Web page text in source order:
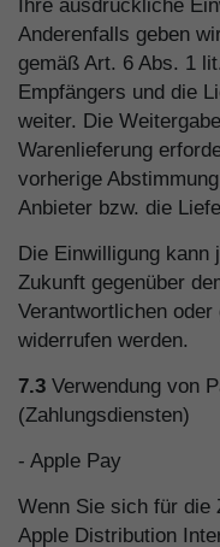
Ihre ausdrückliche
Anderenfalls geben
gemäß Art. 6 Abs. 1
Empfängers und die
weiter. Die
Warenlieferung
vorherige
Anbieter bzw. die
Die Einwilligung kann
Zukunft gegenüber
Verantwortlichen oder
widerrufen werden.
7.3 Verwendung von
(Zahlungsdiensten)
- Apple Pay
Wenn Sie sich für die
Apple Distribution